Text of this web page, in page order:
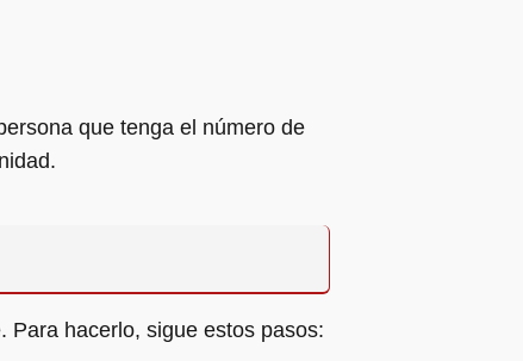
que tenga el número de
Para hacerlo, sigue estos pasos: